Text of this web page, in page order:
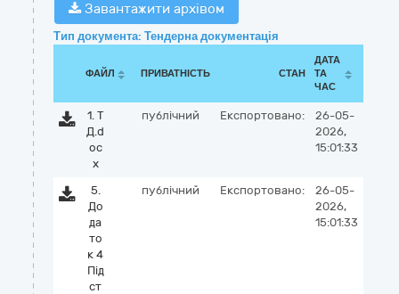
Завантажити архівом
Тип документа: Тендерна документація
ФАЙЛ ПРИВАТНІСТЬ СТАН
ДАТА
ТА
ЧАС
1. Т
Д.d
oc
x
публічний Експортовано:
26-05-
2026,
15:01:33
5.
До
да
то
к 4
Під
ст
публічний Експортовано:
26-05-
2026,
15:01:33